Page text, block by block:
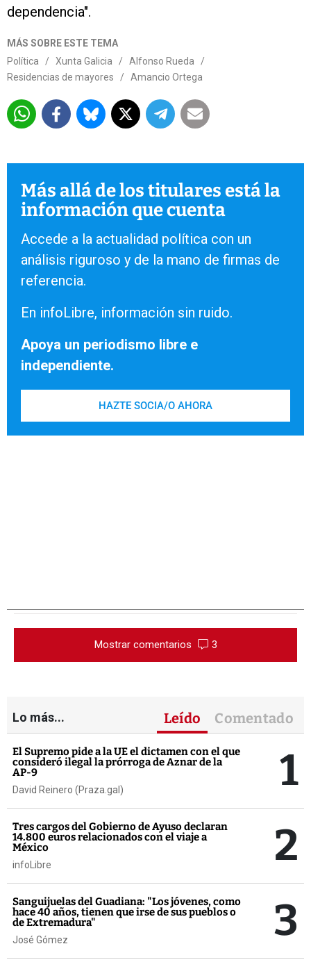
dependencia".
MÁS SOBRE ESTE TEMA
Política
/ Xunta Galicia / Alfonso Rueda
/
Residencias de mayores
/ Amancio Ortega
Más allá de los titulares está la
información que cuenta
Accede a la actualidad política con un
análisis riguroso y de la mano de firmas de
referencia.
En infoLibre, información sin ruido.
Apoya un periodismo libre e
independiente.
HAZTE SOCIA/O AHORA
Mostrar comentarios 3
Lo más... Leído Comentado
El Supremo pide a la UE el dictamen con el que
consideró ilegal la prórroga de Aznar de la
AP-9
David Reinero (Praza.gal) 1
Tres cargos del Gobierno de Ayuso declaran
14.800 euros relacionados con el viaje a
México
infoLibre 2
Sanguijuelas del Guadiana: "Los jóvenes, como
hace 40 años, tienen que irse de sus pueblos o
de Extremadura"
José Gómez 3